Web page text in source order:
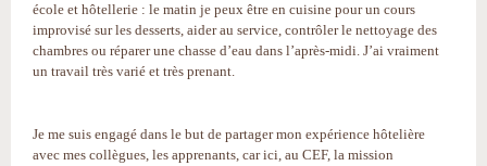
école et hôtellerie : le matin je peux être en cuisine pour un cours
improvisé sur les desserts, aider au service, contrôler le nettoyage des
chambres ou réparer une chasse d’eau dans l’après-midi. J’ai vraiment
un travail très varié et très prenant.
Je me suis engagé dans le but de partager mon expérience hôtelière
avec mes collègues, les apprenants, car ici, au CEF, la mission